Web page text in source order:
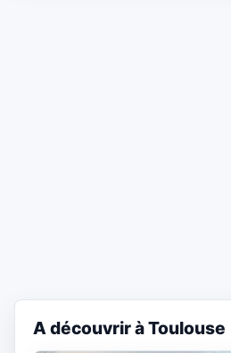
A découvrir à Toulouse